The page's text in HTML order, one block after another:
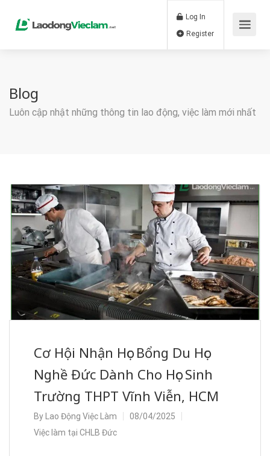
Log In
Blog
Luôn cập nhật những thông tin lao động, việc làm mới nhất
Cơ Hội Nhận Học Bổng Du Học
Nghề Đức Dành Cho Học Sinh
Trường THPT Vĩnh Viễn, HCM
By Lao Động Việc Làm
08/04/2025
Việc làm tại CHLB Đức